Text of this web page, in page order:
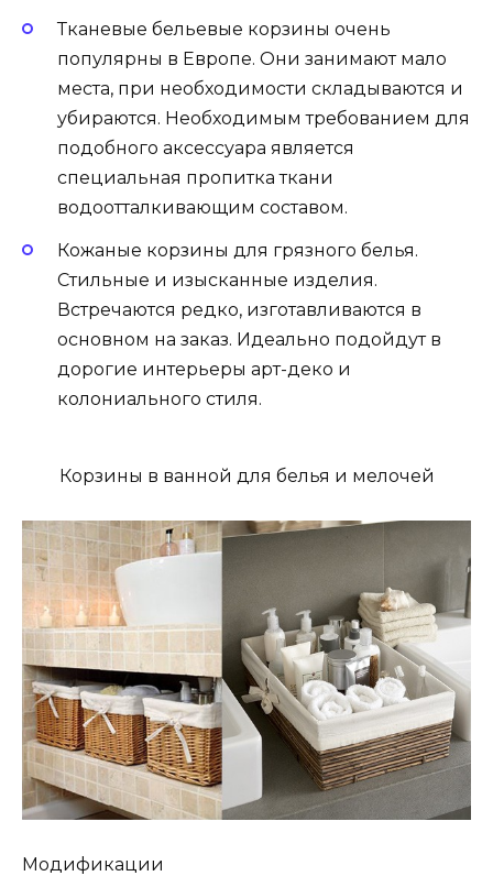
Тканевые бельевые корзины очень
популярны в Европе. Они занимают мало
места, при необходимости складываются и
убираются. Необходимым требованием для
подобного аксессуара является
специальная пропитка ткани
водоотталкивающим составом.
Кожаные корзины для грязного белья.
Стильные и изысканные изделия.
Встречаются редко, изготавливаются в
основном на заказ. Идеально подойдут в
дорогие интерьеры арт-деко и
колониального стиля.
Корзины в ванной для белья и мелочей
Модификации